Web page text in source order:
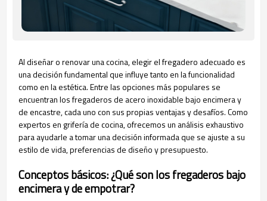
Al diseñar o renovar una cocina, elegir el fregadero adecuado es
una decisión fundamental que influye tanto en la funcionalidad
como en la estética. Entre las opciones más populares se
encuentran los fregaderos de acero inoxidable bajo encimera y
de encastre, cada uno con sus propias ventajas y desafíos. Como
expertos en grifería de cocina, ofrecemos un análisis exhaustivo
para ayudarle a tomar una decisión informada que se ajuste a su
estilo de vida, preferencias de diseño y presupuesto.
Conceptos básicos: ¿Qué son los fregaderos bajo
encimera y de empotrar?